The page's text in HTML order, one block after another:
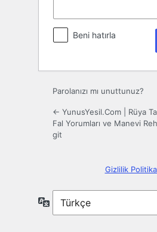
Beni hatırla
Parolanızı mı unuttunuz?
← YunusYesil.Com | Rüya
Fal Yorumları ve Manevi
git
Gizlilik
Dil